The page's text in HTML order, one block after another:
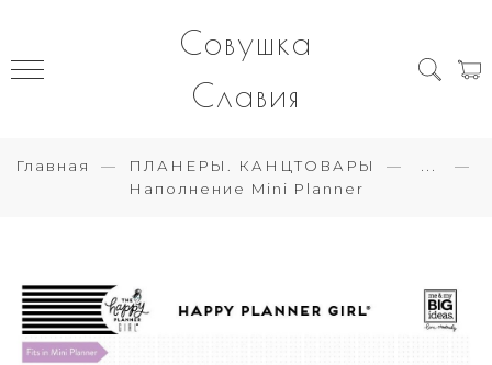
Совушка
Славия
Главная ПЛАНЕРЫ. КАНЦТОВАРЫ
Наполнение Mini Planner